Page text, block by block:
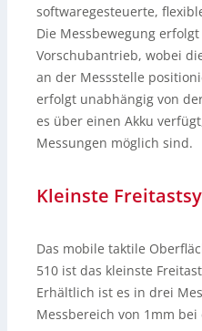
softwaregesteuerte,
Die Messbewegung
Vorschubantrieb, wobei
an der Messstelle
erfolgt unabhängig von
es über einen Akku
Messungen möglich sind.
Kleinste
Das mobile taktile
510 ist das kleinste
Erhältlich ist es in drei
Messbereich von 1mm